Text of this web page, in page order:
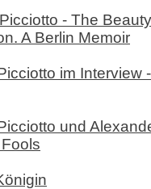
- The
A Berlin Memoir
im Interview
und